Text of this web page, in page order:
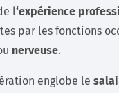
l‘expérience
par les fonctions
nerveuse.
englobe le